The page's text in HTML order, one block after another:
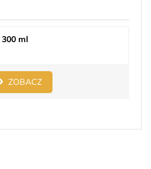
300 ml
ZOBACZ